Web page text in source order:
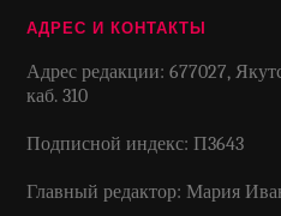
АДРЕС И КОНТАКТЫ
Адрес редакции: 677027,
каб. 310
Подписной индекс: П3643
Главный редактор: Мария